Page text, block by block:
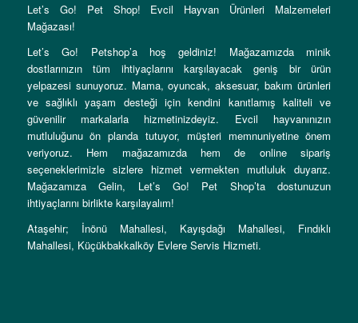
Let’s Go! Pet Shop! Evcil Hayvan Ürünleri Malzemeleri
Mağazası!
Let’s Go! Petshop’a hoş geldiniz! Mağazamızda minik
dostlarınızın tüm ihtiyaçlarını karşılayacak geniş bir ürün
yelpazesi sunuyoruz. Mama, oyuncak, aksesuar, bakım ürünleri
ve sağlıklı yaşam desteği için kendini kanıtlamış kaliteli ve
güvenilir markalarla hizmetinizdeyiz. Evcil hayvanınızın
mutluluğunu ön planda tutuyor, müşteri memnuniyetine önem
veriyoruz. Hem mağazamızda hem de online sipariş
seçeneklerimizle sizlere hizmet vermekten mutluluk duyarız.
Mağazamıza Gelin, Let’s Go! Pet Shop’ta dostunuzun
ihtiyaçlarını birlikte karşılayalım!
Ataşehir; İnönü Mahallesi, Kayışdağı Mahallesi, Fındıklı
Mahallesi, Küçükbakkalköy Evlere Servis Hizmeti.